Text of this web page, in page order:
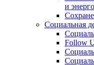
и
Социальная
Follow